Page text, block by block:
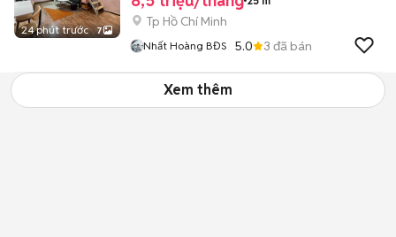
24 phút trước 7
Tp Hồ Chí Minh
Nhất Hoàng BĐS 5.0 3 đã bán
Xem thêm